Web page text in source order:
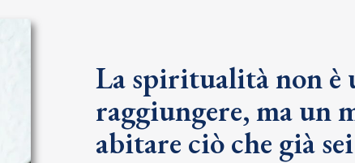
La spiritualità non è
raggiungere, ma un
abitare ciò che già sei